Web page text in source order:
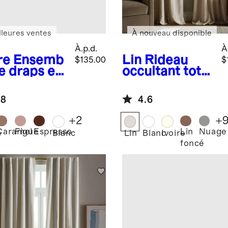
Ensemb
draps en
À.p.d.
$135.00
ventes
FigueEspresso
Blanc
+2
Lin Rideau
occultant total
européen –
Panneau
unique
À nouveau disponible
4.6
Lin BlancIvoireLin
foncé
Nuage
+